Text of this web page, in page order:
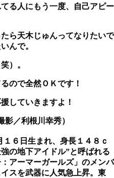
る人にもう一度、自己アピー
ら天木じゅんってなりたいで
んで。
）。
ので全然ＯＫです！
していきますよ！
／利根川幸秀）
１６日生まれ、身長１４８ｃ
の地下アイドル”と呼ばれる
アーマーガールズ」のメンバ
スを武器に人気急上昇。東